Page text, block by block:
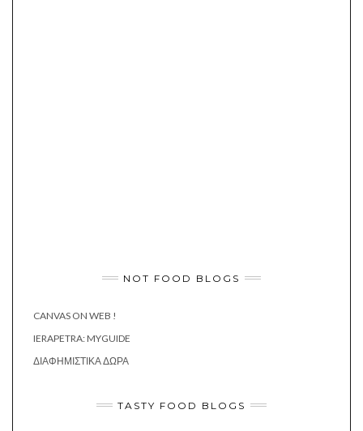
NOT FOOD BLOGS
CANVAS ON WEB !
IERAPETRA: MYGUIDE
ΔΙΑΦΗΜΙΣΤΙΚΆ ΔΏΡΑ
TASTY FOOD BLOGS